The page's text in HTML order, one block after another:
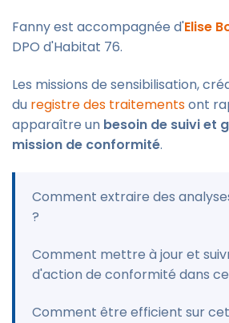
Fanny est accompagnée d'Elise
DPO d'Habitat 76.
Les missions de sensibilisation,
du registre des traitementsont
apparaître un besoin de suivi et
mission de conformité.
Comment extraire des
?
Comment mettre à jour et
d'action de conformité dans
Comment être efficient sur